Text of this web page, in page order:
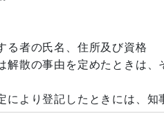
の氏名、住所及び資格
の事由を定めたときは、
より登記したときには、知